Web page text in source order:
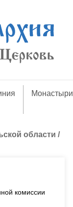
Монастыри
области /
комиссии